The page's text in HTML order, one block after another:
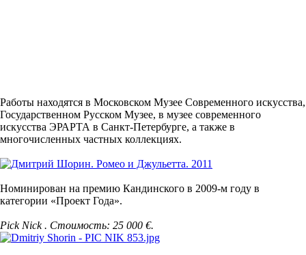
Работы находятся в Московском Музее Современного искусства,
Государственном Русском Музее, в музее современного
искусства ЭРАРТА в Санкт-Петербурге, а также в
многочисленных частных коллекциях.
Номинирован на премию Кандинского в 2009-м году в
категории «Проект Года».
Pick Nick . Стоимость: 25 000 €.